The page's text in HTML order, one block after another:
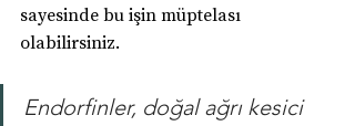
sayesinde bu işin müptelası
olabilirsiniz.
Endorfinler, doğal ağrı kesici